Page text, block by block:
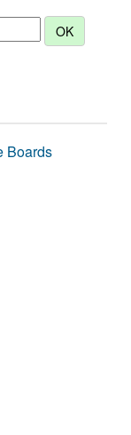
Boards